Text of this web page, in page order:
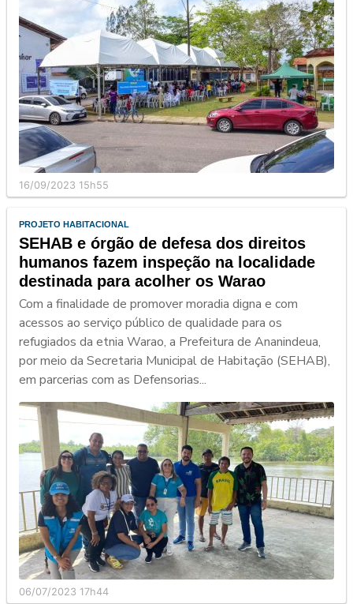
16/09/2023 15h55
PROJETO HABITACIONAL
SEHAB e órgão de defesa dos direitos
humanos fazem inspeção na localidade
destinada para acolher os Warao
Com a finalidade de promover moradia digna e com
acessos ao serviço público de qualidade para os
refugiados da etnia Warao, a Prefeitura de Ananindeua,
por meio da Secretaria Municipal de Habitação (SEHAB),
em parcerias com as Defensorias...
06/07/2023 17h44